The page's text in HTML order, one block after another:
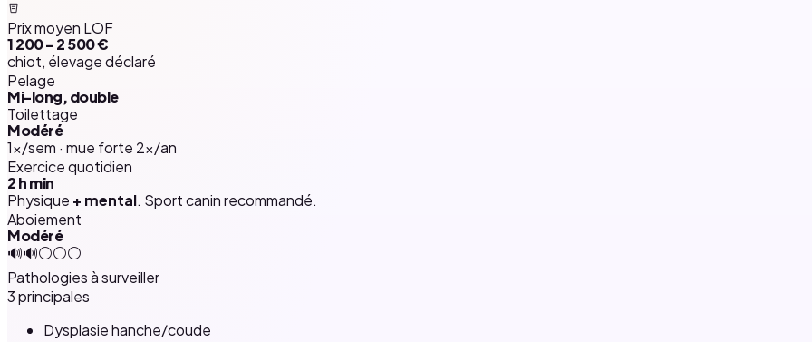
Prix moyen LOF
1 200 – 2 500 €
chiot, élevage déclaré
Pelage
Mi-long, double
Toilettage
Modéré
1×/sem · mue forte 2×/an
Exercice quotidien
2 hmin
Physique + mental. Sport canin recommandé.
Aboiement
Modéré
🔊🔊⚪⚪⚪
Pathologies à surveiller
3 principales
Dysplasie hanche/coude